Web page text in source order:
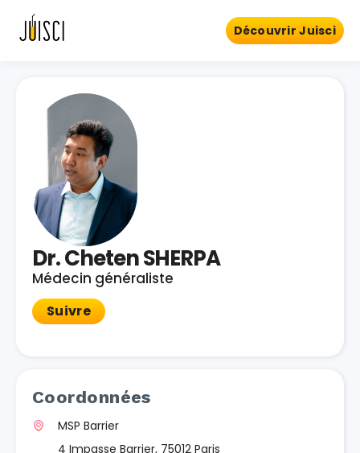
Découvrir Juisci
Dr. Cheten SHERPA
Médecin généraliste
Suivre
Coordonnées
MSP Barrier
4 Impasse Barrier, 75012 Paris